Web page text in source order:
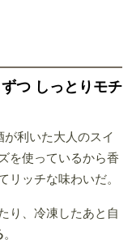
つ しっとりモチ
利いた大人のスイ
を使っているから香
リッチな味わいだ。
り、冷凍したあと自
。